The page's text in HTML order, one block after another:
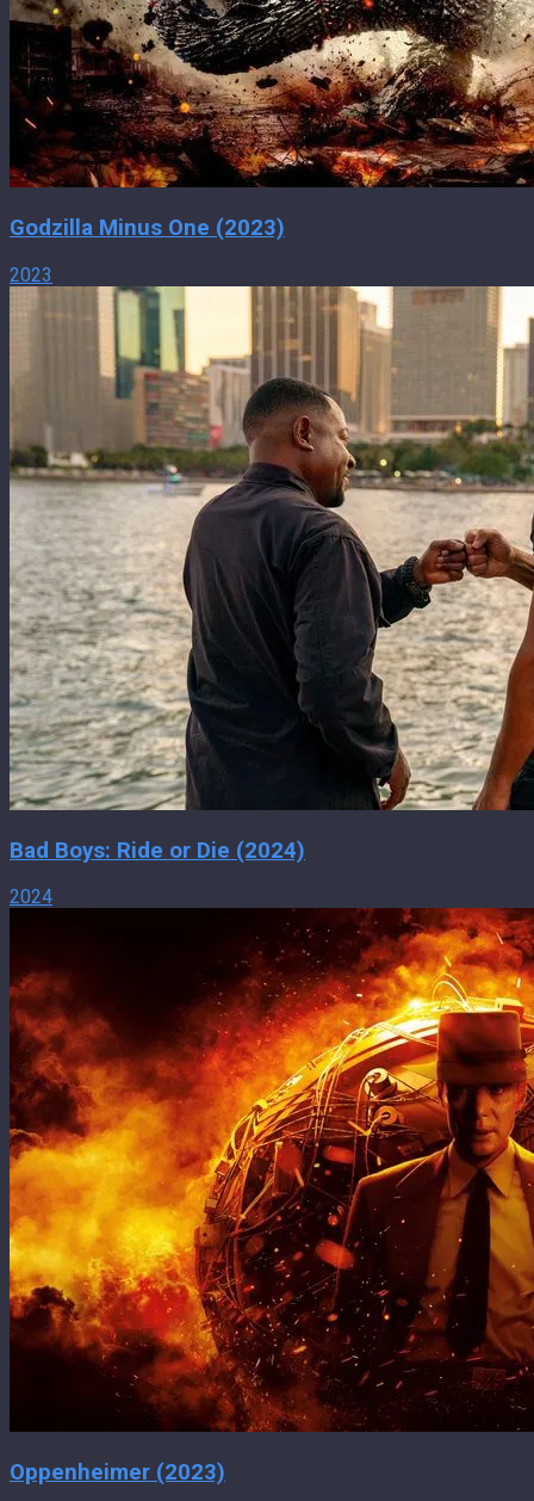
Godzilla Minus One (2023)
2023
Bad Boys: Ride or Die (2024)
2024
Oppenheimer (2023)